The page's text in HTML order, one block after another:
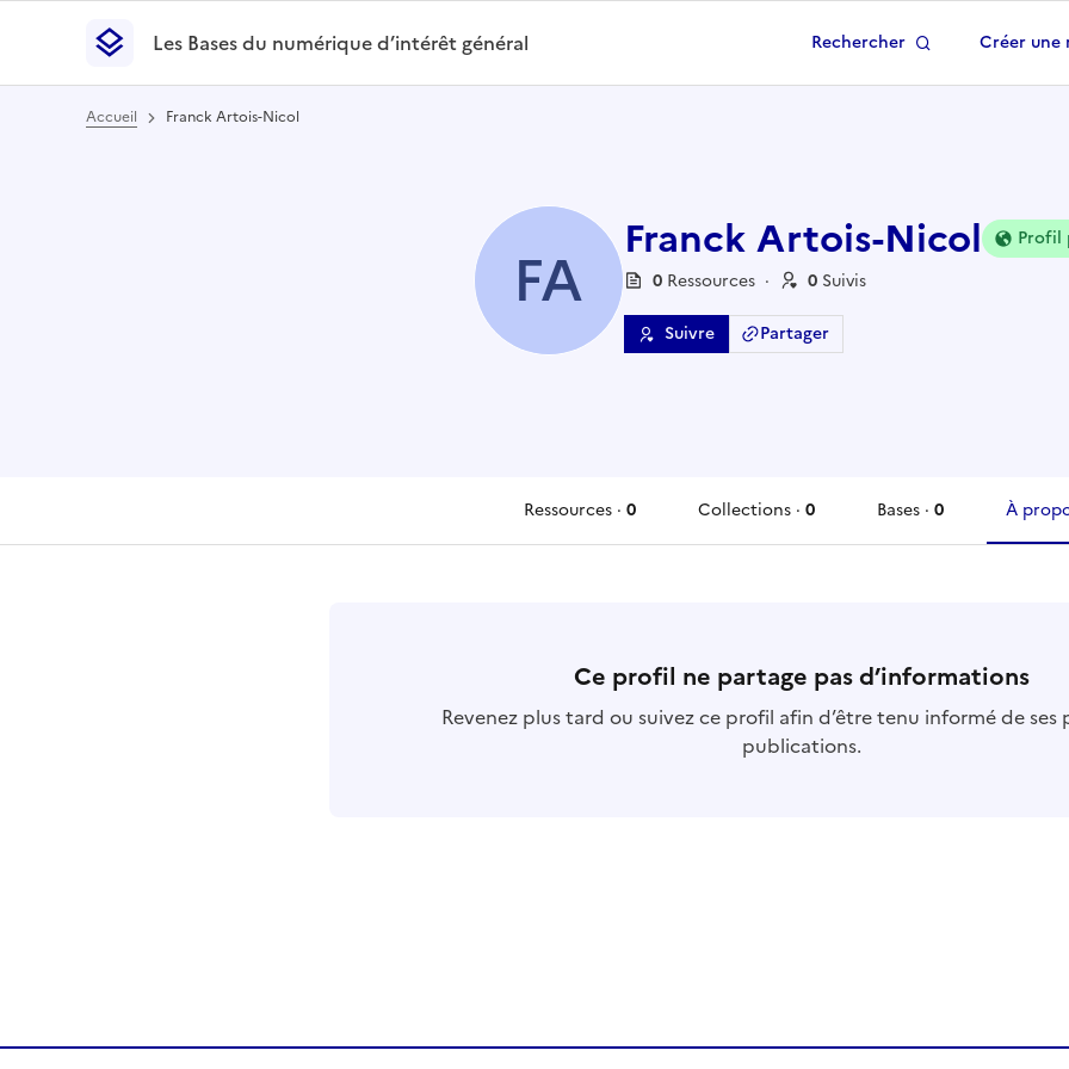
Les Bases du numérique d’intérêt général- Retour à la page d'accueil
Les Bases du numérique d’intérêt général
Rechercher Créer une
Accueil Franck Artois-Nicol
FA Franck Artois-Nicol
Profil
0 Ressources · 0 Suivis
Suivre Partager
Ressources · 0
Collections · 0
Bases · 0
À
Ce profil ne partage pas d’informations
Revenez plus tard ou suivez ce profil afin d’être tenu informé de ses
publications.